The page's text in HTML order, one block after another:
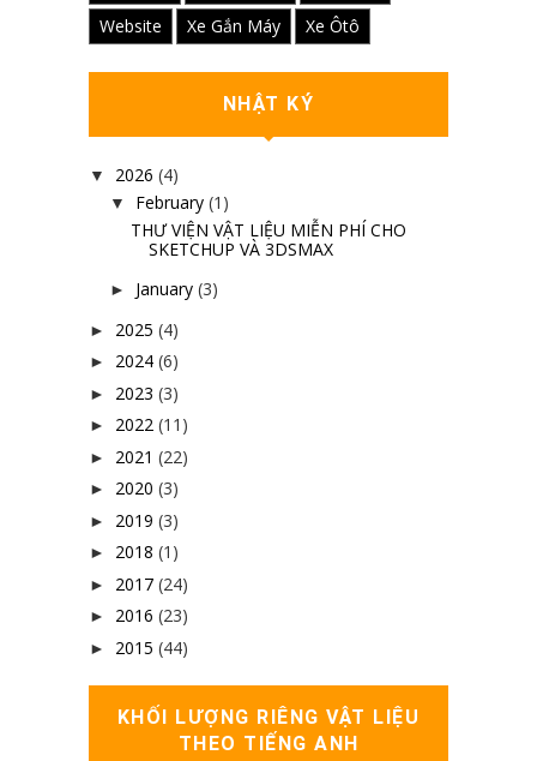
Website
Xe Gắn Máy Xe Ôtô
NHẬT KÝ
▼ 2026 (4)
▼ February (1)
THƯ VIỆN VẬT LIỆU MIỄN PHÍ CHO
SKETCHUP VÀ 3DSMAX
► January (3)
► 2025 (4)
► 2024 (6)
► 2023 (3)
► 2022 (11)
► 2021 (22)
► 2020 (3)
► 2019 (3)
► 2018 (1)
► 2017 (24)
► 2016 (23)
► 2015 (44)
KHỐI LƯỢNG RIÊNG VẬT LIỆU
THEO TIẾNG ANH